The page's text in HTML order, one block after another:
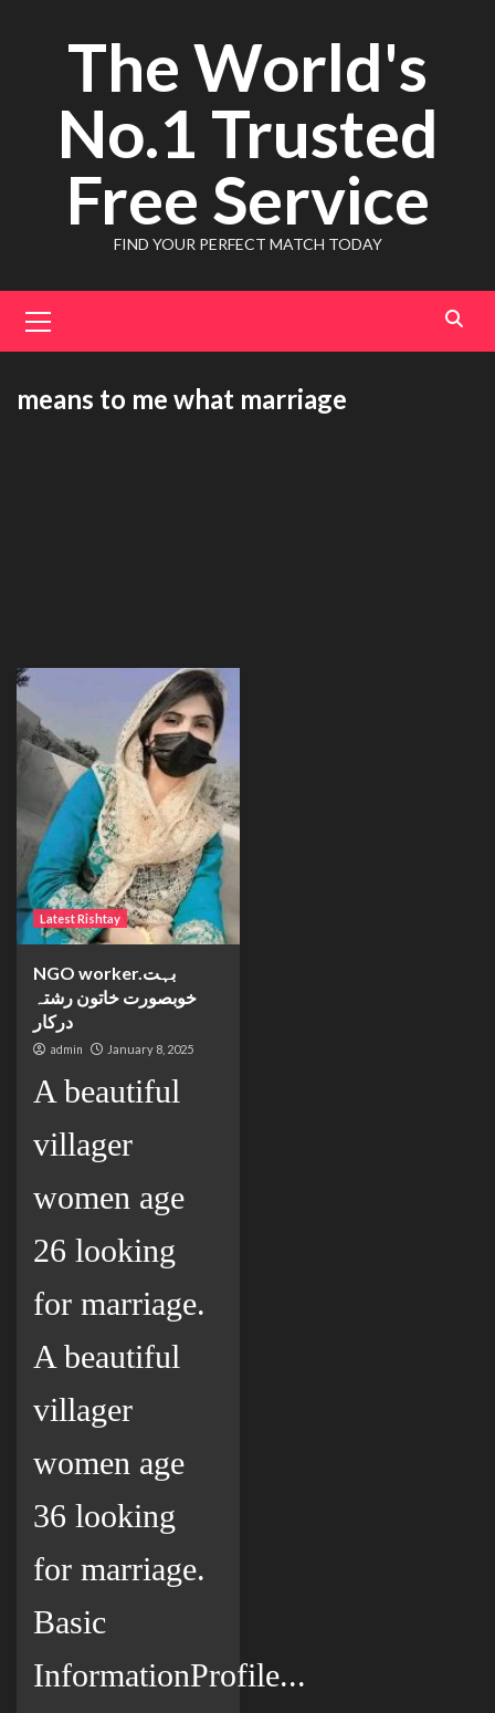
The World's
No.1 Trusted
Free Service
FIND YOUR PERFECT MATCH TODAY
Menu
means to me what marriage
Latest Rishtay
NGO worker.بہت
خوبصورت خاتون رشتہ
درکار
admin January 8, 2025
A beautiful
villager
women age
26 looking
for marriage.
A beautiful
villager
women age
36 looking
for marriage.
Basic
InformationProfile...